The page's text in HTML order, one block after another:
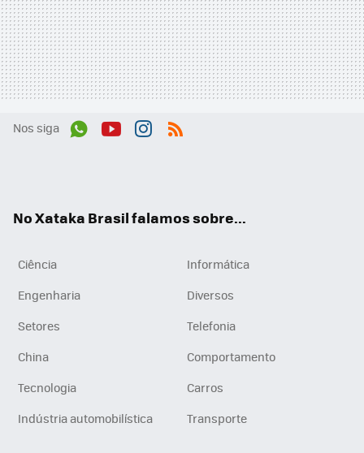
Nos siga
No Xataka Brasil falamos sobre...
Ciência
Informática
Engenharia
Diversos
Setores
Telefonia
China
Comportamento
Tecnologia
Carros
Indústria automobilística
Transporte